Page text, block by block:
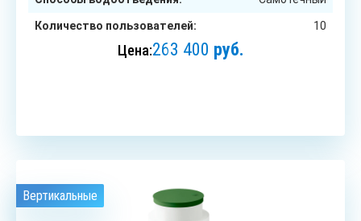
Количество пользователей: 10
Цена:263 400 руб.
Вертикальные